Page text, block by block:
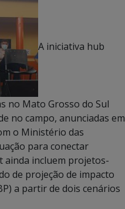
A iniciativa hub
no Mato Grosso do Sul
no campo, anunciadas em
o Ministério das
para conectar
ainda incluem projetos-
de projeção de impacto
a partir de dois cenários